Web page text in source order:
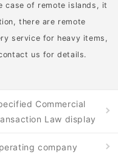
、水辺で食べ物を洗う
うな仕草を見せること
知られています。 ア
イグマは環境への適応
、都市部や住宅街にも
易に進出し、さまざま
場所で生活できます。
case of remote islands, it
there are remote
service for heavy items,
us for details.
Commercial
Law display
company